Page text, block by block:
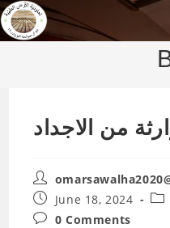
Skip
to
من الاجداد
Post
author:
Post
published:
June 18, 2024
Post0 Comments